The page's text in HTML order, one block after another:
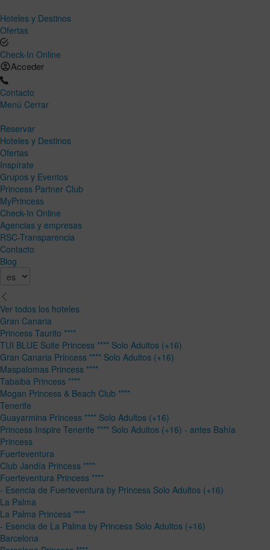
Hoteles y Destinos
Ofertas
Check-In Online
Acceder
Contacto
Menú Cerrar
Reservar
Hoteles y Destinos
Ofertas
Inspírate
Grupos y Eventos
Princess Partner Club
MyPrincess
Check-In Online
Agencias y empresas
RSC-Transparencia
Contacto
Blog
Ver todos los hoteles
Gran Canaria
Princess Taurito ****
TUI BLUE Suite Princess **** Solo Adultos (+16)
Gran Canaria Princess **** Solo Adultos (+16)
Maspalomas Princess ****
Tabaiba Princess ****
Mogan Princess & Beach Club ****
Tenerife
Guayarmina Princess **** Solo Adultos (+16)
Princess Inspire Tenerife **** Solo Adultos (+16) - antes Bahía
Princess
Fuerteventura
Club Jandía Princess ****
Fuerteventura Princess ****
- Esencia de Fuerteventura by Princess Solo Adultos (+16)
La Palma
La Palma Princess ****
- Esencia de La Palma by Princess Solo Adultos (+16)
Barcelona